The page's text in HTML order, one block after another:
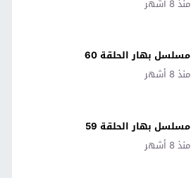
منذ 8 أشهر
مسلسل بهار الحلقة 60
منذ 8 أشهر
مسلسل بهار الحلقة 59
منذ 8 أشهر